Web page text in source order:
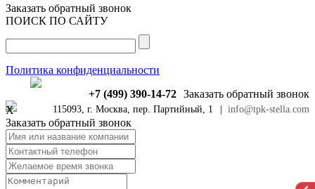
Заказать обратный звонок
ПОИСК ПО САЙТУ
Политика конфиденциальности
Заказать обратный звонок
+7 (499) 390-14-72
info@tpk-stella.com
115093, г. Москва, пер. Партийный, 1
X
Заказать обратный звонок